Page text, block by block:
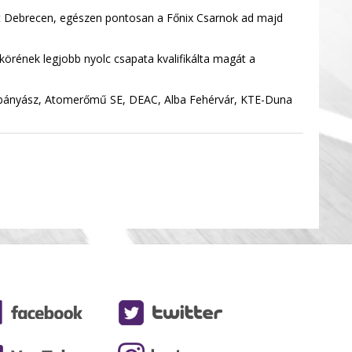
egészen pontosan a Főnix Csarnok ad majd
legjobb nyolc csapata kvalifikálta magát a
Atomerőmű SE, DEAC, Alba Fehérvár, KTE-Duna